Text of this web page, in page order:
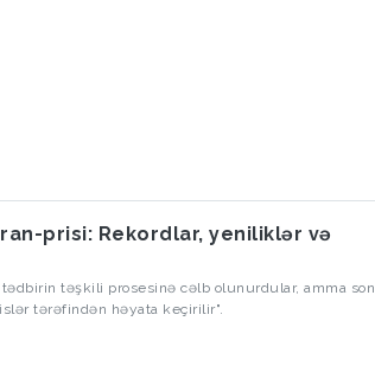
prisi: Rekordlar, yeniliklər və
təşkili prosesinə cəlb olunurdular, amma son
tərəfindən həyata keçirilir".